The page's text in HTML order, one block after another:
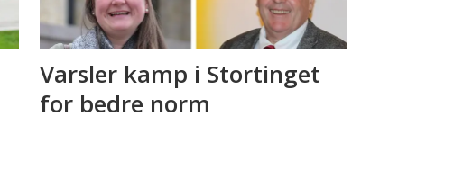
Varsler kamp i Stortinget
for bedre norm